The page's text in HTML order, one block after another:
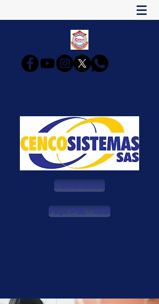
Contáctenos
Pago PSE - Aval